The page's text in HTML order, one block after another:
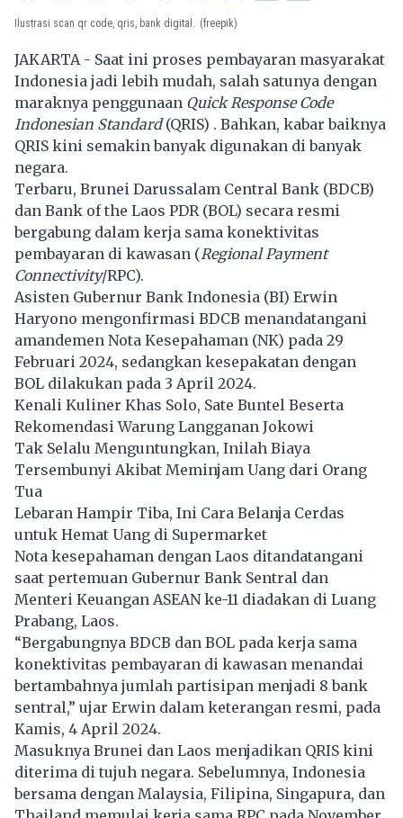
Ilustrasi scan qr code, qris, bank digital. (freepik)
JAKARTA - Saat ini proses pembayaran masyarakat
Indonesia jadi lebih mudah, salah satunya dengan
maraknya penggunaan Quick Response Code
Indonesian Standard(QRIS) . Bahkan, kabar baiknya
QRIS kini semakin banyak digunakan di banyak
negara.
Terbaru, Brunei Darussalam Central Bank (BDCB)
dan Bank of the Laos PDR (BOL) secara resmi
bergabung dalam kerja sama konektivitas
pembayaran di kawasan (Regional Payment
Connectivity/RPC).
Asisten Gubernur Bank Indonesia (BI) Erwin
Haryono mengonfirmasi BDCB menandatangani
amandemen Nota Kesepahaman (NK) pada 29
Februari 2024, sedangkan kesepakatan dengan
BOL dilakukan pada 3 April 2024.
Kenali Kuliner Khas Solo, Sate Buntel Beserta
Rekomendasi Warung Langganan Jokowi
Tak Selalu Menguntungkan, Inilah Biaya
Tersembunyi Akibat Meminjam Uang dari Orang
Tua
Lebaran Hampir Tiba, Ini Cara Belanja Cerdas
untuk Hemat Uang di Supermarket
Nota kesepahaman dengan Laos ditandatangani
saat pertemuan Gubernur Bank Sentral dan
Menteri Keuangan ASEAN ke-11 diadakan di Luang
Prabang, Laos.
“Bergabungnya BDCB dan BOL pada kerja sama
konektivitas pembayaran di kawasan menandai
bertambahnya jumlah partisipan menjadi 8 bank
sentral,” ujar Erwin dalam keterangan resmi, pada
Kamis, 4 April 2024.
Masuknya Brunei dan Laos menjadikan QRIS kini
diterima di tujuh negara. Sebelumnya, Indonesia
bersama dengan Malaysia, Filipina, Singapura, dan